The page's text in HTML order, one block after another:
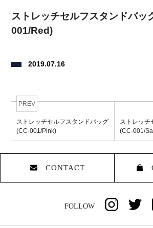
ストレッチセルフスタンドバッ
001/Red)
2019.07.16
PREV
ストレッチセルフスタンドバッグ
(CC-001/Pink)
ストレッチ
(CC-001/
CONTACT
FOLLOW